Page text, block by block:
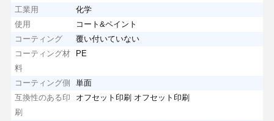
工業用
化学
使用
コート&ペイント
コーティング
覆い付いていない
コーティング材
料
PE
コーティング側
単面
互換性のある印
刷
オフセット印刷 オフセット印刷